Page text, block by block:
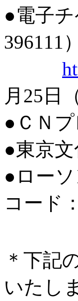
●電子
396111）
月25日
●ＣＮ
●東京
●ロー
コード
＊下記
いたし